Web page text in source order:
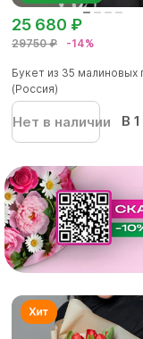
29750 ₽ -14%
25 680 ₽
Букет из 35 малиновых
(Россия)
Нет в наличии В